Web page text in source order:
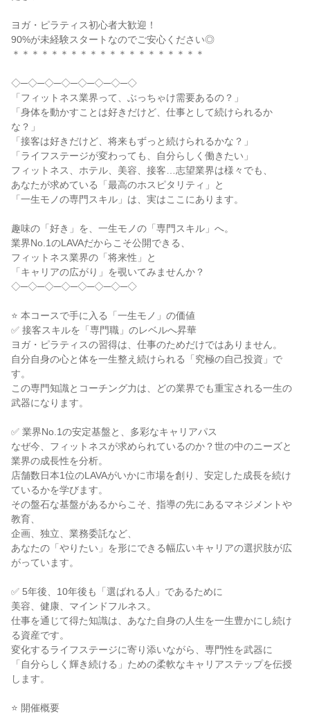
ヨガ・ピラティス初心者大歓迎！
90%が未経験スタートなのでご安心ください◎
＊＊＊＊＊＊＊＊＊＊＊＊＊＊＊＊＊＊＊＊
◇─◇─◇─◇─◇─◇─◇─◇
「フィットネス業界って、ぶっちゃけ需要あるの？」
「身体を動かすことは好きだけど、仕事として続けられるか
な？」
「接客は好きだけど、将来もずっと続けられるかな？」
「ライフステージが変わっても、自分らしく働きたい」
フィットネス、ホテル、美容、接客…志望業界は様々でも、
あなたが求めている「最高のホスピタリティ」と
「一生モノの専門スキル」は、実はここにあります。
趣味の「好き」を、一生モノの「専門スキル」へ。
業界No.1のLAVAだからこそ公開できる、
フィットネス業界の「将来性」と
「キャリアの広がり」を覗いてみませんか？
◇─◇─◇─◇─◇─◇─◇─◇
⭐ 本コースで手に入る「一生モノ」の価値
✅ 接客スキルを「専門職」のレベルへ昇華
ヨガ・ピラティスの習得は、仕事のためだけではありません。
自分自身の心と体を一生整え続けられる「究極の自己投資」で
す。
この専門知識とコーチング力は、どの業界でも重宝される一生の
武器になります。
✅ 業界No.1の安定基盤と、多彩なキャリアパス
なぜ今、フィットネスが求められているのか？世の中のニーズと
業界の成長性を分析。
店舗数日本1位のLAVAがいかに市場を創り、安定した成長を続け
ているかを学びます。
その盤石な基盤があるからこそ、指導の先にあるマネジメントや
教育、
企画、独立、業務委託など、
あなたの「やりたい」を形にできる幅広いキャリアの選択肢が広
がっています。
✅ 5年後、10年後も「選ばれる人」であるために
美容、健康、マインドフルネス。
仕事を通じて得た知識は、あなた自身の人生を一生豊かにし続け
る資産です。
変化するライフステージに寄り添いながら、専門性を武器に
「自分らしく輝き続ける」ための柔軟なキャリアステップを伝授
します。
⭐ 開催概要